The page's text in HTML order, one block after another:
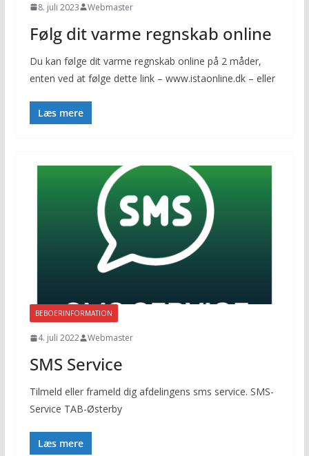
8. juli 2023 Webmaster
Følg dit varme regnskab online
Du kan følge dit varme regnskab online på 2 måder,
enten ved at følge dette link – www.istaonline.dk – eller
Læs mere
BEBOERINFORMATION
4. juli 2022 Webmaster
SMS Service
Tilmeld eller frameld dig afdelingens sms service. SMS-
Service TAB-Østerby
Læs mere